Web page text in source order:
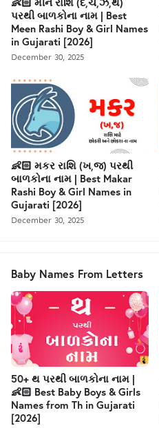
પરથી બાળકોના નામ | Best
Meen Rashi Boy & Girl Names
in Gujarati [2026]
December 30, 2025
👶🏻 મકર રાશિ (ખ,જ) પરથી
બાળકોના નામ | Best Makar
Rashi Boy & Girl Names in
Gujarati [2026]
December 30, 2025
Baby Names From Letters
50+ થ પરથી બાળકોના નામ |
👶🏻 Best Baby Boys & Girls
Names from Th in Gujarati
[2026]